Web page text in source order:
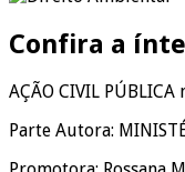
Confira a
AÇÃO CIVIL
Parte Autora: